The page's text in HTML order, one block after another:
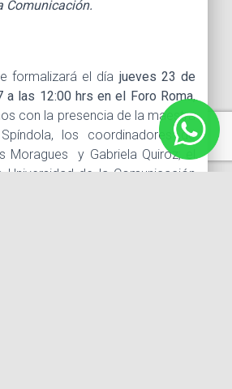
Comunicación.
formalizará el día jueves 23 de
las 12:00 hrs en el Foro Roma,
con la presencia de la maestra
los coordinadores de
Moragues y Gabriela Quiroz; el
de la Comunicación